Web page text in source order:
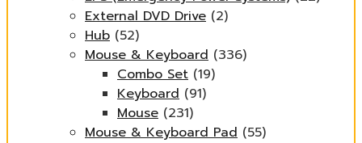
External DVD Drive (2)
Hub (52)
Mouse & Keyboard (336)
Combo Set (19)
Keyboard (91)
Mouse (231)
Mouse & Keyboard Pad (55)